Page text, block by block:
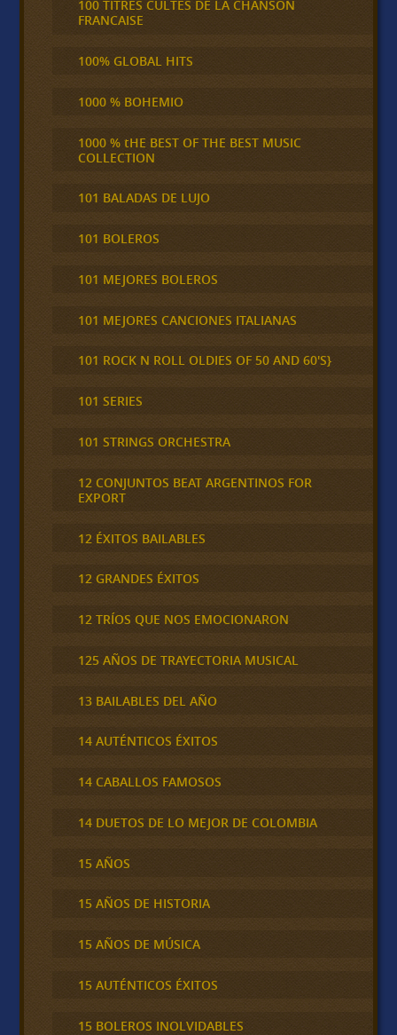
100 TITRES CULTES DE LA CHANSON
FRANCAISE
100% GLOBAL HITS
1000 % BOHEMIO
1000 % tHE BEST OF THE BEST MUSIC
COLLECTION
101 BALADAS DE LUJO
101 BOLEROS
101 MEJORES BOLEROS
101 MEJORES CANCIONES ITALIANAS
101 ROCK N ROLL OLDIES OF 50 AND 60'S}
101 SERIES
101 STRINGS ORCHESTRA
12 CONJUNTOS BEAT ARGENTINOS FOR
EXPORT
12 ÉXITOS BAILABLES
12 GRANDES ÉXITOS
12 TRÍOS QUE NOS EMOCIONARON
125 AÑOS DE TRAYECTORIA MUSICAL
13 BAILABLES DEL AÑO
14 AUTÉNTICOS ÉXITOS
14 CABALLOS FAMOSOS
14 DUETOS DE LO MEJOR DE COLOMBIA
15 AÑOS
15 AÑOS DE HISTORIA
15 AÑOS DE MÚSICA
15 AUTÉNTICOS ÉXITOS
15 BOLEROS INOLVIDABLES